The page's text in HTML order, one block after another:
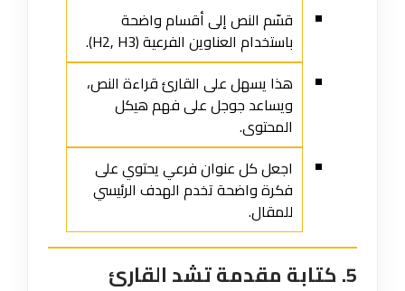
قسّم النص إلى أقسام واضحة
باستخدام العناوين الفرعية (H2, H3).
هذا يسهل على القارئ قراءة النص،
ويساعد جوجل على فهم هيكل
المحتوى.
اجعل كل عنوان فرعي يحتوي على
فكرة واضحة تخدم الهدف الرئيسي
للمقال.
5. كتابة مقدمة تشد القارئ